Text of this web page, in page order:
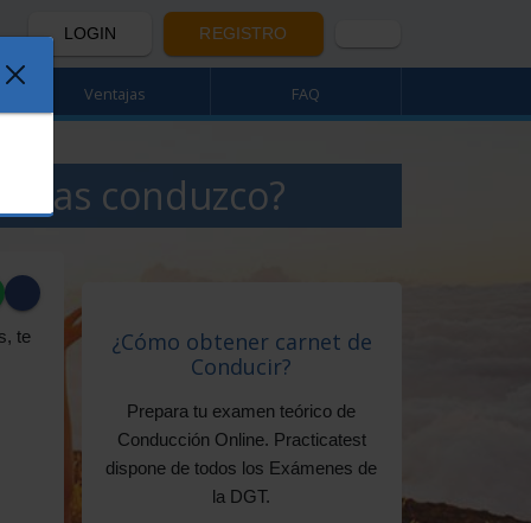
LOGIN REGISTRO
Ventajas FAQ
conduzco?
te
¿Cómo obtener carnet de
Conducir?
Prepara tu examen teórico de
Conducción Online. Practicatest
dispone de todos los Exámenes de
la DGT.